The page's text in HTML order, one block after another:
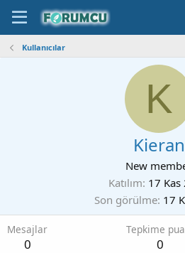
Kullanıcılar
K
Kieran
New
Katılım 17 Kas
Son görülme 17
Mesajlar
0
Tepkime
0